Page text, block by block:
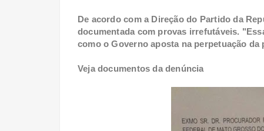
De acordo com a Direção do Partido da
documentada com provas irrefutáveis.
como o Governo aposta na perpetuação
Veja documentos da denúncia